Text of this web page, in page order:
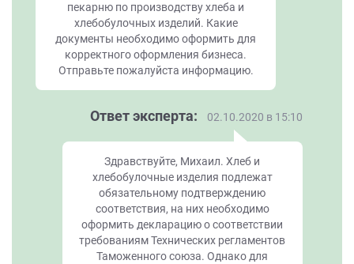
пекарню по производству хлеба и
хлебобулочных изделий. Какие
документы необходимо оформить для
корректного оформления бизнеса.
Отправьте пожалуйста информацию.
Ответ эксперта: 02.10.2020 в 15:10
Здравствуйте, Михаил. Хлеб и
хлебобулочные изделия подлежат
обязательному подтверждению
соответствия, на них необходимо
оформить декларацию о соответствии
требованиям Технических регламентов
Таможенного союза. Однако для